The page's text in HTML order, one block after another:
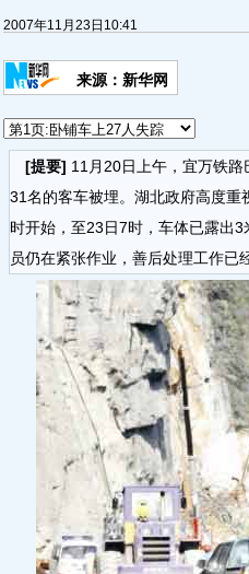
2007年11月23日10:41
来源：新华网
[提要] 11月20日上午，宜万铁
31名的客车被埋。湖北政府高度
时开始，至23日7时，车体已露出3
员仍在紧张作业，善后处理工作已